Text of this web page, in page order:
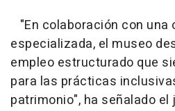
"En colaboración con una
especializada, el museo
empleo estructurado que
para las prácticas
patrimonio", ha señalado el